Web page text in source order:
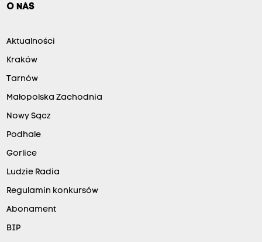
O NAS
Aktualności
Kraków
Tarnów
Małopolska Zachodnia
Nowy Sącz
Podhale
Gorlice
Ludzie Radia
Regulamin konkursów
Abonament
BIP